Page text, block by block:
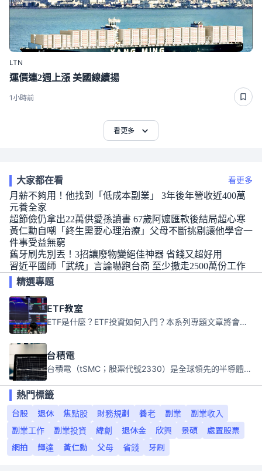
LTN
運價連2週上漲 美國線續揚
1小時前
看更多
大家都在看 看更多
月薪不夠用！他找到「低成本副業」 3年後年營收近400萬
元養全家
超節儉仍拿出22萬供愛孫讀書 67歲阿嬤匯款後結局超心寒
黃仁勳自嘲「終生需要心理治療」父母不斷挑剔讓他學會一
件事受益無窮
舊牙刷先別丟！3招讓廢物變絕佳神器 省錢又超好用
習近平國師「武統」言論嚇跑台商 至少撤走2500萬份工作
精選專題
ETF教室
ETF是什麼？ETF投資如何入門？本系列專題文章將會告訴你新手必須知道的ETF基礎知識。
台積電
台積電（tSMC；股票代號2330）是全球領先的半導體代工公司，成立於1987年，總部位於台灣新竹。且已於美國、日本、德國及中國設廠，台積電是全球首家專業積體電路製造服務公司，也是全球最先進和最大規模的半導體代工廠。
熱門標籤
台股
退休 焦點股 財務規劃 養老 副業
副業收入
副業工作
副業投資 緯創 退休金 欣興 景碩
處置股票
網拍
輝達 黃仁勳 父母 省錢 牙刷